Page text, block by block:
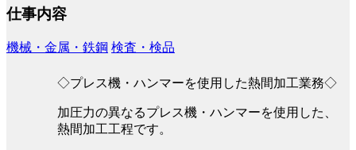
仕事内容
機械・金属・鉄鋼 検査・検品
◇プレス機・ハンマーを使用した熱間加工業務◇
加圧力の異なるプレス機・ハンマーを使用した、
熱間加工工程です。